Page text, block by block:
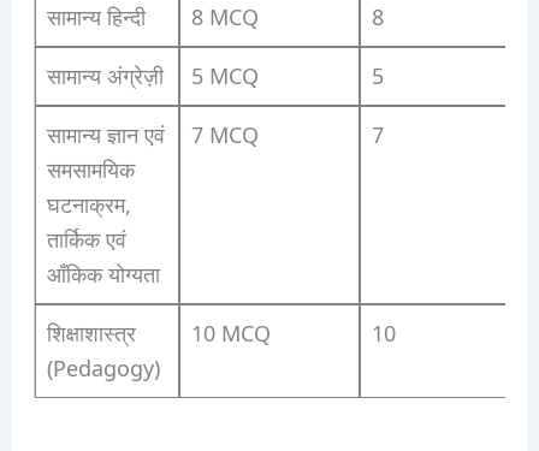
सामान्य हिन्दी 8 MCQ 8
सामान्य अंग्रेज़ी 5 MCQ 5
सामान्य ज्ञान एवं
समसामयिक
घटनाक्रम,
तार्किक एवं
आँकिक योग्यता
7 MCQ 7
शिक्षाशास्त्र
(Pedagogy)
10 MCQ 10